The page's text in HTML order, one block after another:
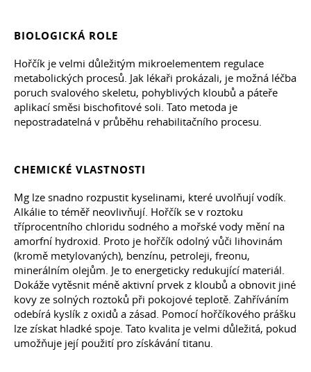
BIOLOGICKÁ ROLE
Hořčík je velmi důležitým mikroelementem regulace
metabolických procesů. Jak lékaři prokázali, je možná léčba
poruch svalového skeletu, pohyblivých kloubů a páteře
aplikací směsi bischofitové soli. Tato metoda je
nepostradatelná v průběhu rehabilitačního procesu.
CHEMICKÉ VLASTNOSTI
Mg lze snadno rozpustit kyselinami, které uvolňují vodík.
Alkálie to téměř neovlivňují. Hořčík se v roztoku
tříprocentního chloridu sodného a mořské vody mění na
amorfní hydroxid. Proto je hořčík odolný vůči lihovinám
(kromě metylovaných), benzínu, petroleji, freonu,
minerálním olejům. Je to energeticky redukující materiál.
Dokáže vytěsnit méně aktivní prvek z kloubů a obnovit jiné
kovy ze solných roztoků při pokojové teplotě. Zahříváním
odebírá kyslík z oxidů a zásad. Pomocí hořčíkového prášku
lze získat hladké spoje. Tato kvalita je velmi důležitá, pokud
umožňuje její použití pro získávání titanu.